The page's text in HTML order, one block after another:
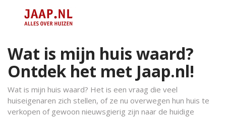
Wat is mijn huis waard?
Ontdek het met Jaap.nl!
Wat is mijn huis waard? Het is een vraag die veel
huiseigenaren zich stellen, of ze nu overwegen hun huis te
verkopen of gewoon nieuwsgierig zijn naar de huidige